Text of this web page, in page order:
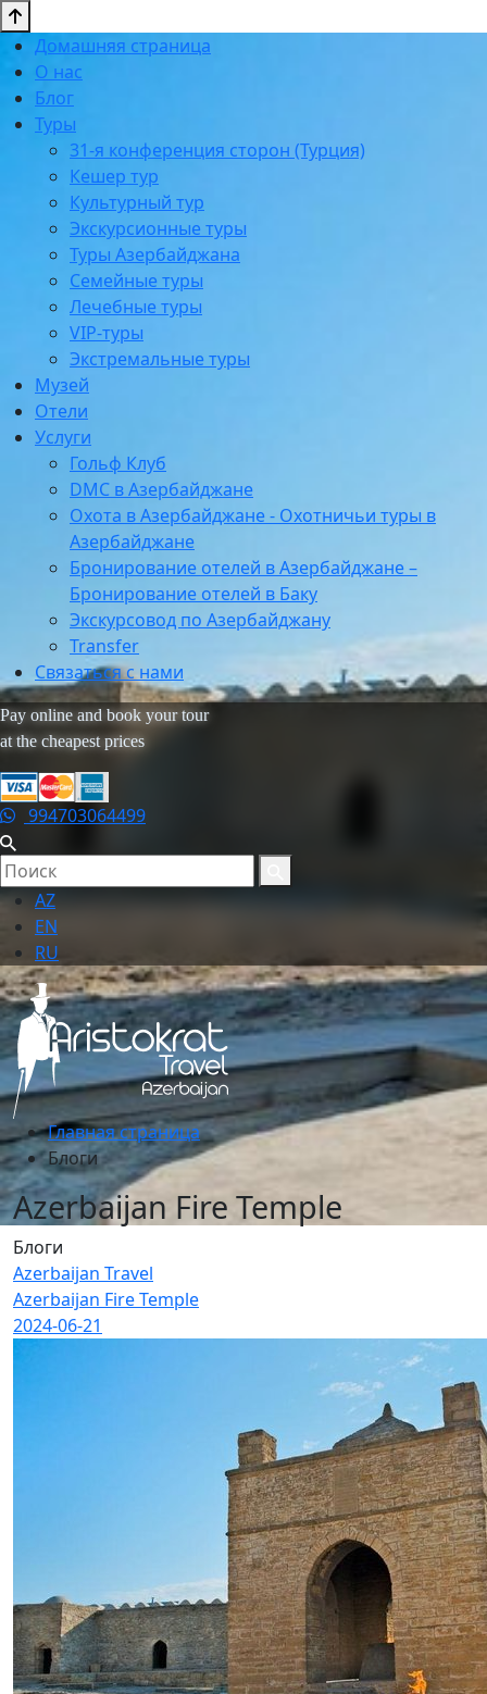
Домашняя страница
О нас
Блог
Туры
31-я конференция сторон (Турция)
Кешер тур
Культурный тур
Экскурсионные туры
Туры Азербайджана
Семейные туры
Лечебные туры
VIP-туры
Экстремальные туры
Музей
Отели
Услуги
Гольф Клуб
DMC в Азербайджане
Охота в Азербайджане - Охотничьи туры в
Азербайджане
Бронирование отелей в Азербайджане –
Бронирование отелей в Баку
Экскурсовод по Азербайджану
Transfer
Связаться с нами
Pay online and book your tour
at the cheapest prices
994703064499
AZ
EN
RU
Главная страница
Блоги
Azerbaijan Fire Temple
Блоги
Azerbaijan Travel
Azerbaijan Fire Temple
2024-06-21